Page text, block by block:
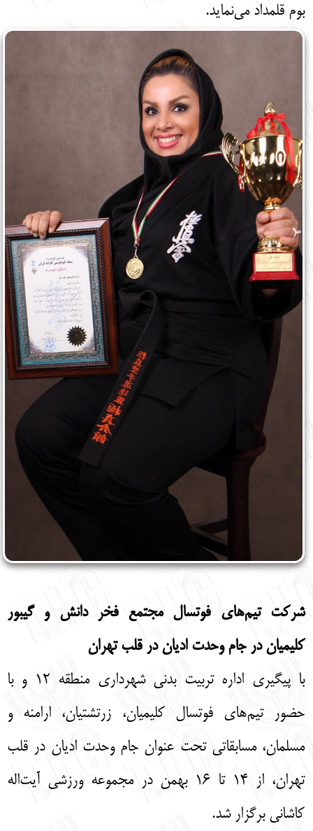
بوم قلمداد می‌نماید.
شرکت تیم‌های فوتسال مجتمع فخر دانش و گیبور
کلیمیان در جام وحدت ادیان در قلب تهران
با پیگیری اداره تربیت بدنی شهرداری منطقه ۱۲ و با
حضور تیم‌های فوتسال کلیمیان، زرتشتیان، ارامنه و
مسلمان، مسابقاتی تحت عنوان جام وحدت ادیان در قلب
تهران، از ۱۴ تا ۱۶ بهمن در مجموعه ورزشی آیت‌اله
کاشانی برگزار شد.